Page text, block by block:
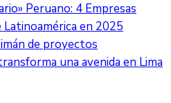
Peruano: 4 Empresas
en 2025
de proyectos
una avenida en Lima